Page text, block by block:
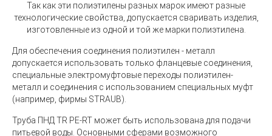
Так как эти полиэтилены разных марок имеют разные
технологические свойства, допускается сваривать изделия,
изготовленные из одной и той же марки полиэтилена.
Для обеспечения соединения полиэтилен - металл
допускается использовать только фланцевые соединения,
специальные электромуфтовые переходы полиэтилен-
металл и соединения с использованием специальных муфт
(например, фирмы STRAUB).
Труба ПНД TR PE-RT может быть использована для подачи
питьевой воды. Основными сферами возможного